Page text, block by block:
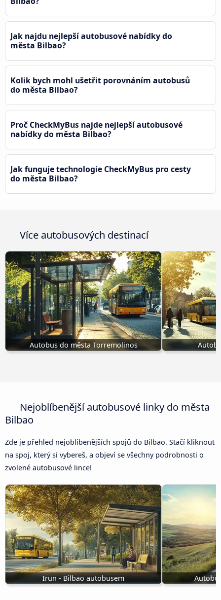
Jak najdu nejlepší autobusové nabídky do
města Bilbao?
Kolik bych mohl ušetřit porovnáním autobusů
do města Bilbao?
Proč CheckMyBus najde nejlepší autobusové
nabídky do města Bilbao?
Jak funguje technologie CheckMyBus pro cesty
do města Bilbao?
Více autobusových destinací
Autobus do města Torremolinos
Nejoblíbenější autobusové linky do města
Bilbao
Zde je přehled nejoblíbenějších spojů do Bilbao. Stačí kliknout
na spoj, který si vybereš, a objeví se všechny podrobnosti o
zvolené autobusové lince!
Irun - Bilbao autobusem